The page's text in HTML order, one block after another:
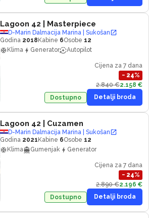
Lagoon 42 | Masterpiece
D-Marin Dalmacija Marina | Sukošan
Godina 2018 Kabine 6Osobe 12
Klima
Generator Autopilot
Cijena za 7 dana
− 24%
2.840 €2.158 €
Dostupno
Detalji broda
Lagoon 42 | Cuzamen
D-Marin Dalmacija Marina | Sukošan
Godina 2021 Kabine 6Osobe 12
Klima
Gumenjak Generator
Cijena za 7 dana
− 24%
2.890 €2.196 €
Dostupno
Detalji broda